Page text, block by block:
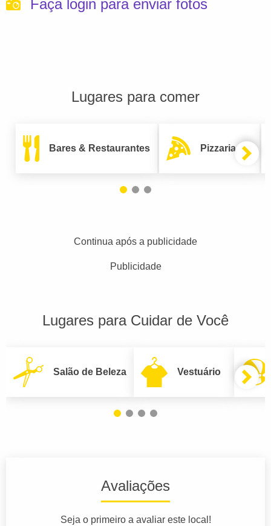
Faça login para enviar fotos
Lugares para comer
Bares & Restaurantes Pizzarias
Continua após a publicidade
Publicidade
Lugares para Cuidar de Você
Salão de Beleza Vestuário
Avaliações
Seja o primeiro a avaliar este local!